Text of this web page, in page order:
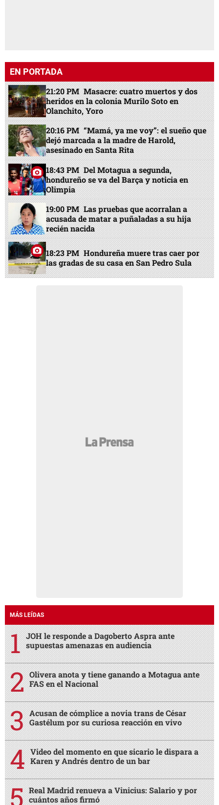
EN PORTADA
21:20 PM Masacre: cuatro muertos y dos
heridos en la colonia Murilo Soto en
Olanchito, Yoro
20:16 PM “Mamá, ya me voy”: el sueño que
dejó marcada a la madre de Harold,
asesinado en Santa Rita
18:43 PM Del Motagua a segunda,
hondureño se va del Barça y noticia en
Olimpia
19:00 PM Las pruebas que acorralan a
acusada de matar a puñaladas a su hija
recién nacida
18:23 PM Hondureña muere tras caer por
las gradas de su casa en San Pedro Sula
MÁS LEÍDAS
JOH le responde a Dagoberto Aspra ante
supuestas amenazas en audiencia
Olivera anota y tiene ganando a Motagua ante
FAS en el Nacional
Acusan de cómplice a novia trans de César
Gastélum por su curiosa reacción en vivo
Video del momento en que sicario le dispara a
Karen y Andrés dentro de un bar
Real Madrid renueva a Vinicius: Salario y por
cuántos años firmó